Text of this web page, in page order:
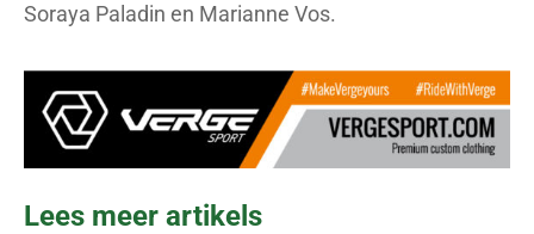
Soraya Paladin en Marianne Vos.
Lees meer artikels